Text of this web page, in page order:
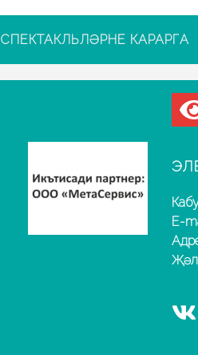
СПЕКТАКЛЬЛӘРНЕ КАРАРГА
E-